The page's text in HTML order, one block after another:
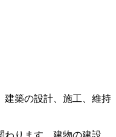
建築の設計、施工、維持
ります。建物の建設、